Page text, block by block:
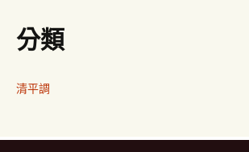
分類
清平調